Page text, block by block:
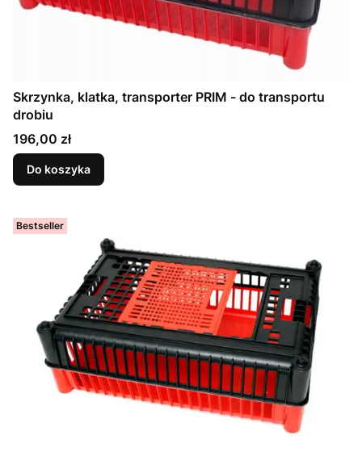
Skrzynka, klatka, transporter PRIM - do transportu
drobiu
Cena
196,00 zł
Do koszyka
Bestseller